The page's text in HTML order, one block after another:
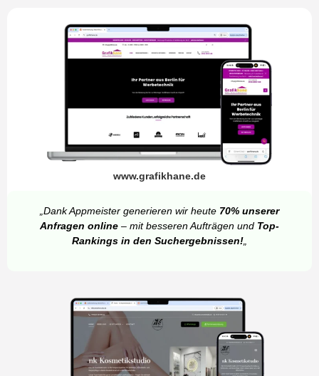
www.grafikhane.de
„Dank Appmeister generieren wir heute 70% unserer
Anfragen online – mit besseren Aufträgen und Top-
Rankings in den Suchergebnissen!